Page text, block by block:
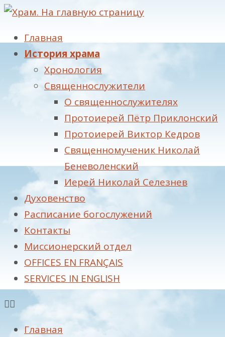
Главная
История храма
Хронология
Священнослужители
О священнослужителях
Протоиерей Пётр Приклонский
Протоиерей Виктор Кедров
Священномученик Николай
Беневоленский
Иерей Николай Селезнев
Духовенство
Расписание богослужений
Контакты
Миссионерский отдел
OFFICES EN FRANÇAIS
SERVICES IN ENGLISH
Главная